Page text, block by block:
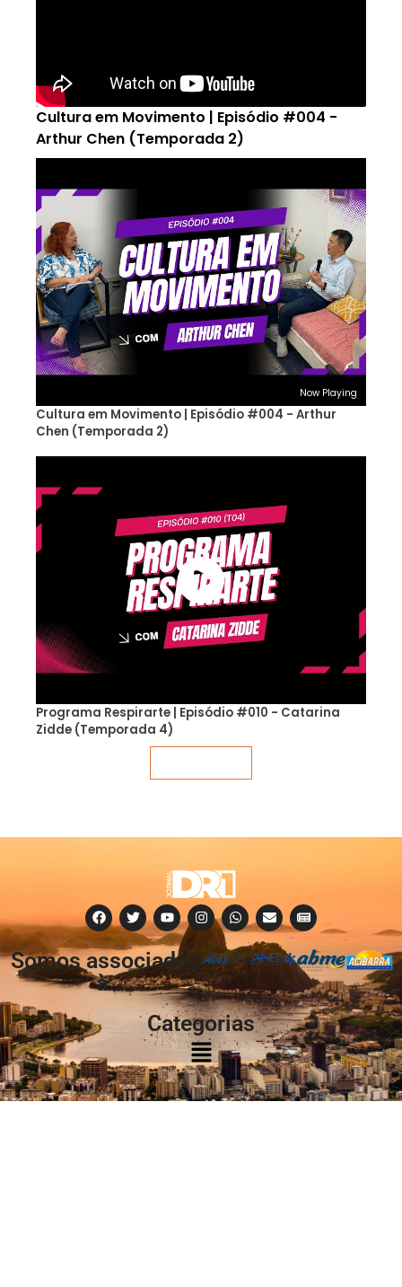
Cultura em Movimento | Episódio #004 -
Arthur Chen (Temporada 2)
Now Playing
Cultura em Movimento | Episódio #004 - Arthur
Chen (Temporada 2)
Programa Respirarte | Episódio #010 - Catarina
Zidde (Temporada 4)
Somos associados
à:
Categorias